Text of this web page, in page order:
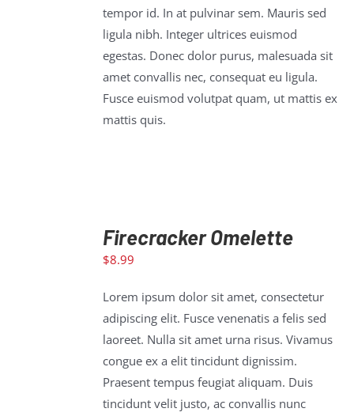
tempor id. In at pulvinar sem. Mauris sed
ligula nibh. Integer ultrices euismod
egestas. Donec dolor purus, malesuada sit
amet convallis nec, consequat eu ligula.
Fusce euismod volutpat quam, ut mattis ex
mattis quis.
Firecracker Omelette
$8.99
Lorem ipsum dolor sit amet, consectetur
adipiscing elit. Fusce venenatis a felis sed
laoreet. Nulla sit amet urna risus. Vivamus
congue ex a elit tincidunt dignissim.
Praesent tempus feugiat aliquam. Duis
tincidunt velit justo, ac convallis nunc